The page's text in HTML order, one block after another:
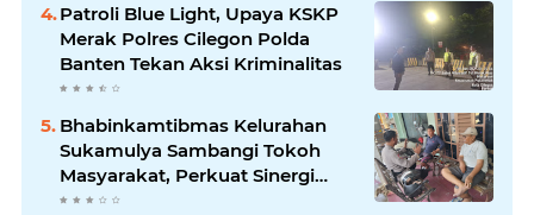
Patroli Blue Light, Upaya KSKP
Merak Polres Cilegon Polda
Banten Tekan Aksi Kriminalitas
Bhabinkamtibmas Kelurahan
Sukamulya Sambangi Tokoh
Masyarakat, Perkuat Sinergi
Jaga Kamtibmas